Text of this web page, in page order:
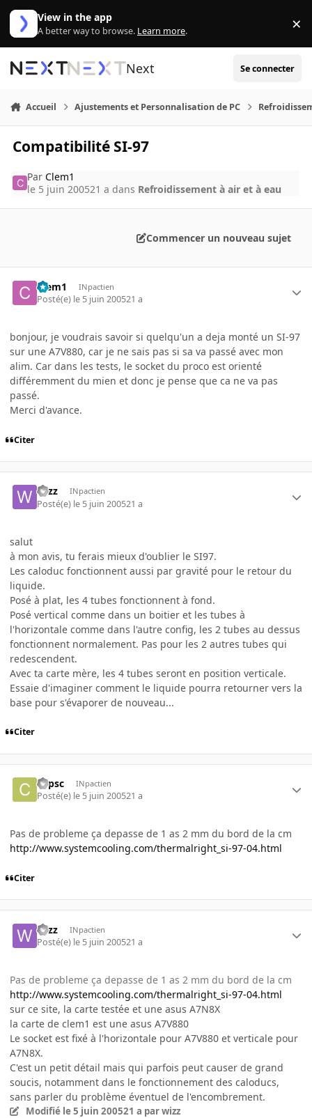
Aller au contenu
View in the app
A better way to browse. Learn more. ×
Next Se connecter
Accueil Ajustements et Personnalisation de PC
Compatibilité SI-97
ParClem1
le 5 juin 200521 a dans Refroidissement à air et à eau
Commencer un nouveau sujet
Clem1 INpactien
Posté(e) le 5 juin 200521 a
bonjour, je voudrais savoir si quelqu'un a deja monté un SI-97
sur une A7V880, car je ne sais pas si sa va passé avec mon
alim. Car dans les tests, le socket du proco est orienté
différemment du mien et donc je pense que ca ne va pas
passé.
Merci d'avance.
Citer
wizz INpactien
Posté(e) le 5 juin 200521 a
salut
à mon avis, tu ferais mieux d'oublier le SI97.
Les caloduc fonctionnent aussi par gravité pour le retour du
liquide.
Posé à plat, les 4 tubes fonctionnent à fond.
Posé vertical comme dans un boitier et les tubes à
l'horizontale comme dans l'autre config, les 2 tubes au dessus
fonctionnent normalement. Pas pour les 2 autres tubes qui
redescendent.
Avec ta carte mère, les 4 tubes seront en position verticale.
Essaie d'imaginer comment le liquide pourra retourner vers la
base pour s'évaporer de nouveau...
Citer
copsc INpactien
Posté(e) le 5 juin 200521 a
Pas de probleme ça depasse de 1 as 2 mm du bord de la cm
http://www.systemcooling.com/thermalright_si-97-04.html
Citer
wizz INpactien
Posté(e) le 5 juin 200521 a
Pas de probleme ça depasse de 1 as 2 mm du bord de la cm
http://www.systemcooling.com/thermalright_si-97-04.html
sur ce site, la carte testée et une asus A7N8X
la carte de clem1 est une asus A7V880
Le socket est fixé à l'horizontale pour A7V880 et verticale pour
A7N8X.
C'est un petit détail mais qui parfois peut causer de grand
soucis, notamment dans le fonctionnement des caloducs,
sans parler du problème éventuel de l'encombrement.
Modifié le 5 juin 200521 a par wizz